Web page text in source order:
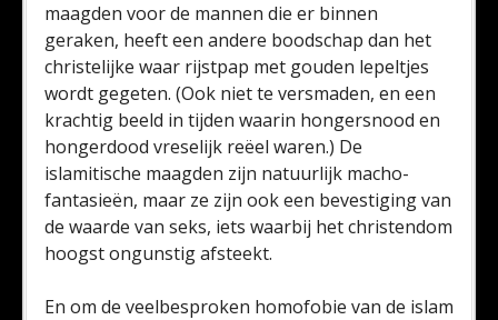
maagden voor de mannen die er binnen
geraken, heeft een andere boodschap dan het
christelijke waar rijstpap met gouden lepeltjes
wordt gegeten. (Ook niet te versmaden, en een
krachtig beeld in tijden waarin hongersnood en
hongerdood vreselijk reëel waren.) De
islamitische maagden zijn natuurlijk macho-
fantasieën, maar ze zijn ook een bevestiging van
de waarde van seks, iets waarbij het christendom
hoogst ongunstig afsteekt.
En om de veelbesproken homofobie van de islam